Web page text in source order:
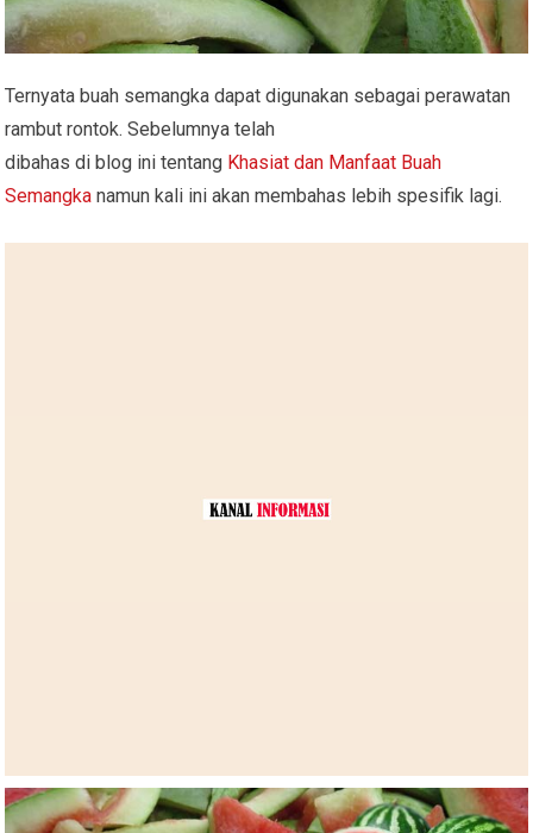
Ternyata buah semangka dapat digunakan sebagai perawatan
rambut rontok. Sebelumnya telah
dibahas di blog ini tentang Khasiat dan Manfaat Buah
Semangka namun kali ini akan membahas lebih spesifik lagi.